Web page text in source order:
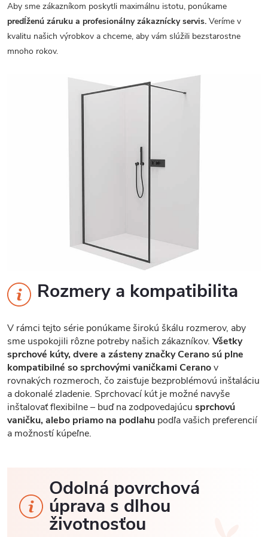
Aby sme zákazníkom poskytli maximálnu istotu, ponúkame
predĺženú záruku a profesionálny zákaznícky servis. Veríme v
kvalitu našich výrobkov a chceme, aby vám slúžili bezstarostne
mnoho rokov.
Rozmery a kompatibilita
V rámci tejto série ponúkame širokú škálu rozmerov, aby
sme uspokojili rôzne potreby našich zákazníkov. Všetky
sprchové kúty, dvere a zásteny značky Cerano sú plne
kompatibilné so sprchovými vaničkami Ceranov
rovnakých rozmeroch, čo zaisťuje bezproblémovú inštaláciu
a dokonalé zladenie. Sprchovací kút je možné navyše
inštalovať flexibilne – buď na zodpovedajúcu sprchovú
vaničku, alebo priamo na podlahu podľa vašich preferencií
a možností kúpeľne.
Odolná povrchová
úprava s dlhou
životnosťou